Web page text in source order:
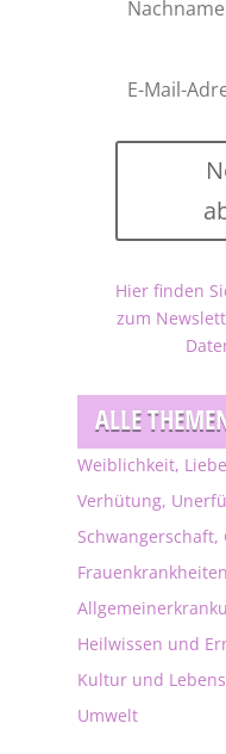
Hier finden
zum
ALLE
Weiblichkeit,
Verhütung,
Heilwissen und
Kultur und
Umwelt